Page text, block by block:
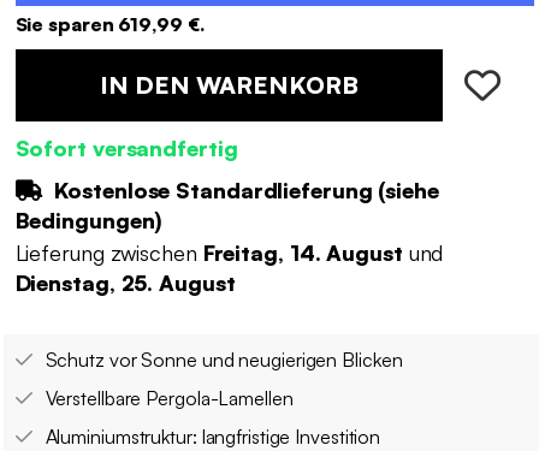
Sie sparen 619,99 €.
IN DEN WARENKORB
Sofort versandfertig
Kostenlose Standardlieferung (siehe
Bedingungen)
Lieferung zwischen Freitag, 14. August und
Dienstag, 25. August
Schutz vor Sonne und neugierigen Blicken
Verstellbare Pergola-Lamellen
Aluminiumstruktur: langfristige Investition